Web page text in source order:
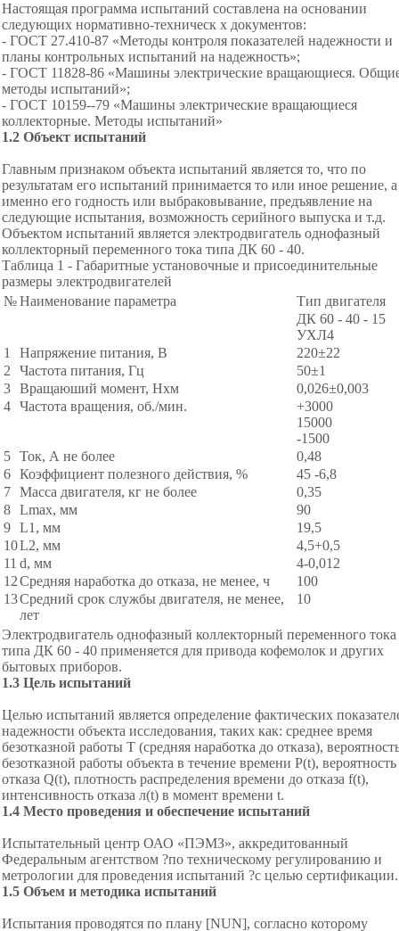
Настоящая программа испытаний составлена на основании
следующих нормативно-техническ х документов:
- ГОСТ 27.410-87 «Методы контроля показателей надежности и
планы контрольных испытаний на надежность»;
- ГОСТ 11828-86 «Машины электрические вращающиеся.
методы испытаний»;
- ГОСТ 10159--79 «Машины электрические вращающиеся
коллекторные. Методы испытаний»
1.2 Объект испытаний
Главным признаком объекта испытаний является то, что по
результатам его испытаний принимается то или иное решение, а
именно его годность или выбраковывание, предъявление на
следующие испытания, возможность серийного выпуска и т.д.
Объектом испытаний является электродвигатель однофазный
коллекторный переменного тока типа ДК 60 - 40.
Таблица 1 - Габаритные установочные и присоединительные
размеры электродвигателей
№Наименование параметра
Тип двигателя
ДК 60 - 40 - 15
УХЛ4
1
Напряжение питания, В
220±22
2
Частота питания, Гц
50±1
3 Вращаюший момент, Нхм
0,026±0,003
4 Частота вращения, об./мин.
+3000
15000
-1500
5 Ток, А не более
0,48
6 Коэффициент полезного действия, %
45 -6,8
7 Масса двигателя, кг не более
0,35
8 Lmax, мм
90
9 L1, мм
19,5
10L2, мм
4,5+0,5
11 d, мм
4-0,012
12Средняя наработка до отказа, не менее, ч
100
13Средний срок службы двигателя, не менее,
лет
10
Электродвигатель однофазный коллекторный переменного тока
типа ДК 60 - 40 применяется для привода кофемолок и других
бытовых приборов.
1.3 Цель испытаний
Целью испытаний является определение фактических
надежности объекта исследования, таких как: среднее время
безотказной работы T (средняя наработка до отказа),
безотказной работы объекта в течение времени P(t), вероятность
отказа Q(t), плотность распределения времени до отказа f(t),
интенсивность отказа л(t) в момент времени t.
1.4 Место проведения и обеспечение испытаний
Испытательный центр ОАО «ПЭМЗ», аккредитованный
Федеральным агентством ?по техническому регулированию и
метрологии для проведения испытаний ?с целью сертификации.
1.5 Объем и методика испытаний
Испытания проводятся по плану [NUN], согласно которому